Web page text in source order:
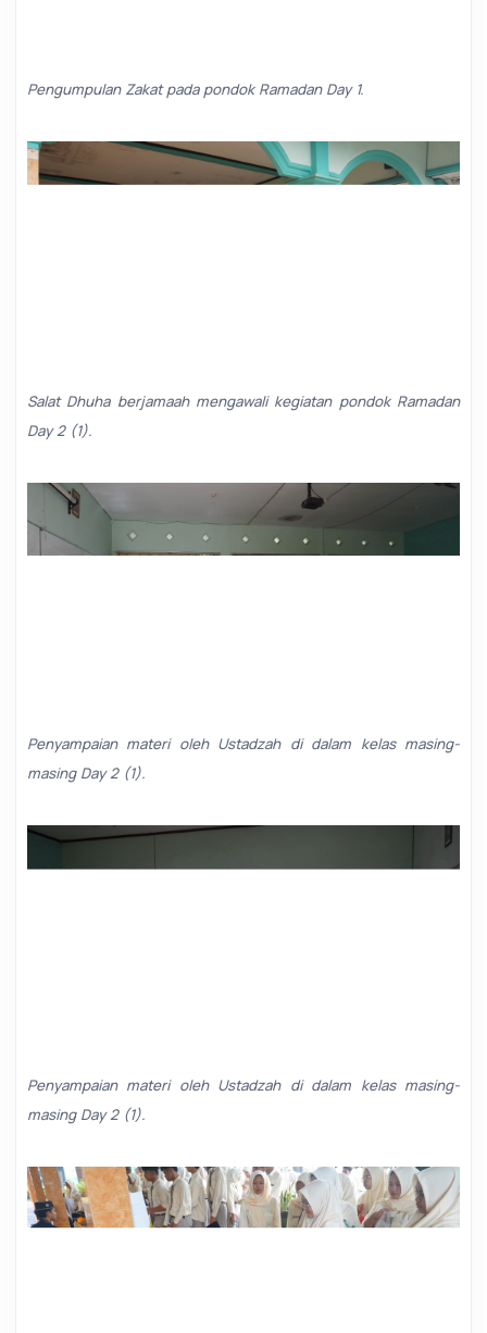
Pengumpulan Zakat pada pondok Ramadan Day 1.
Salat Dhuha berjamaah mengawali kegiatan pondok Ramadan
Day 2 (1).
Penyampaian materi oleh Ustadzah di dalam kelas masing-
masing Day 2 (1).
Penyampaian materi oleh Ustadzah di dalam kelas masing-
masing Day 2 (1).